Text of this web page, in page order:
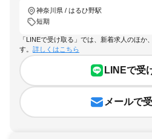
神奈川県 / はるひ野駅
短期
「LINEで受け取る」では、新着求人のほか
す。 詳しくはこちら
LINEで受
メールで